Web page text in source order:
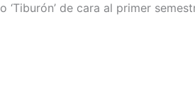
de cara al primer